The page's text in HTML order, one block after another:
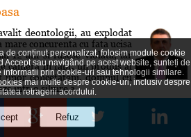
deontologii, au explodat
concurenta cu fata ucisa
12 ani si fusese violata, iar
camera In fapt, un produs al
concetateni, domnul cu
intr-o siluire a...
set: Roberta! Partida încă se
de conținut personalizat, folosim module cookie
Accept sau navigând pe acest website, sunteți de
prin cookie-uri sau tehnologii similare.
mai multe despre cookie-uri, inclusiv despre
retragerii acordului.